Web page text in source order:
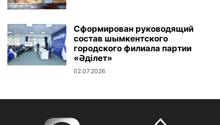
Сформирован руководящий
состав шымкентского
городского филиала партии
«Әділет»
02.07.2026